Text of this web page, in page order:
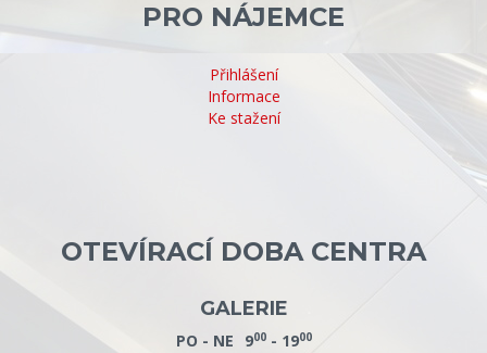
PRO NÁJEMCE
Přihlášení
Informace
Ke stažení
OTEVÍRACÍ DOBA CENTRA
GALERIE
PO - NE 900- 1900